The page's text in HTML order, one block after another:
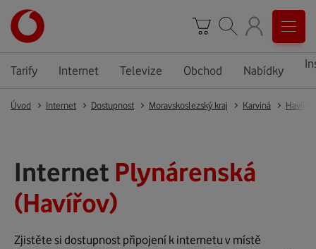
Tarify Internet Televize Obchod Nabídky
Úvod Internet Dostupnost Moravskoslezský kraj Karviná Havířov
Internet Plynárenská
(Havířov)
Zjistěte si dostupnost připojení k internetu v místě